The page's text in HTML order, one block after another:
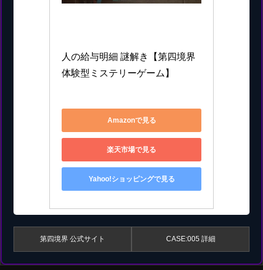
人の給与明細 謎解き【第四境界
体験型ミステリーゲーム】
Amazonで見る
楽天市場で見る
Yahoo!ショッピングで見る
第四境界 公式サイト CASE:005 詳細